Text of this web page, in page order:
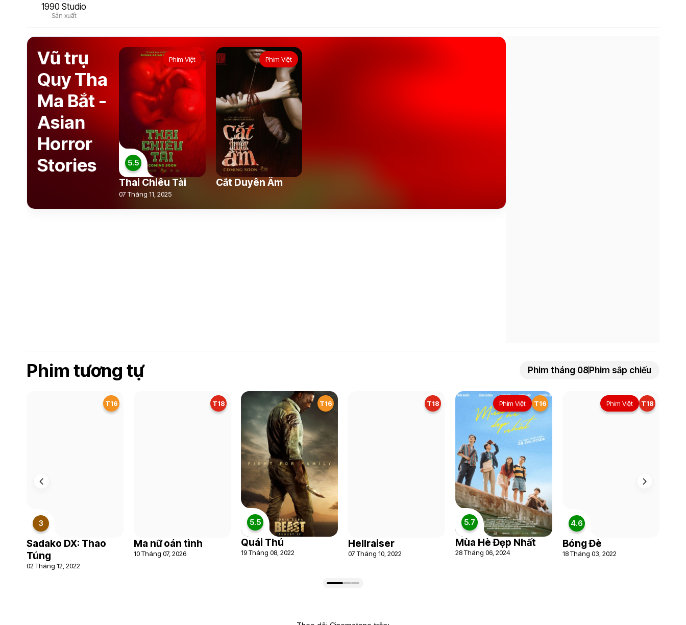
1990 Studio
Sản xuất
Vũ trụ
Quy Tha
Ma Bắt -
Asian
Horror
Stories
Phim Việt
5.5
Thai Chiêu Tài
07 Tháng 11, 2025
Phim Việt
Cắt Duyên Âm
Phim tương tự Phim tháng 08 Phim sắp chiếu
T16
3
Sadako DX: Thao
Túng
02 Tháng 12, 2022
T18
Ma nữ oán tình
10 Tháng 07, 2026
T16
5.5
Quái Thú
19 Tháng 08, 2022
T18
Hellraiser
07 Tháng 10, 2022
Phim Việt T16
5.7
Mùa Hè Đẹp Nhất
28 Tháng 06, 2024
Phim Việt T18
4.6
Bóng Đè
18 Tháng 03, 2022